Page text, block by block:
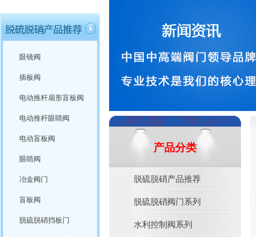
产品分类
脱硫脱硝产品推荐
脱硫脱硝阀门系列
水利控制阀系列
眼镜阀
插板阀
电动推杆扇形盲板阀
电动推杆眼睛阀
电动盲板阀
眼睛阀
冶金阀门
盲板阀
脱硫脱硝挡板门